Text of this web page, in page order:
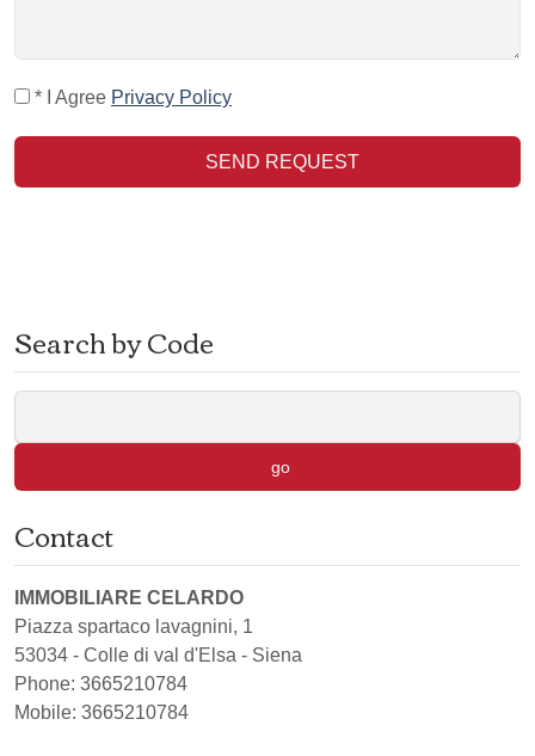
* I Agree Privacy Policy
SEND REQUEST
Search by Code
go
Contact
IMMOBILIARE CELARDO
Piazza spartaco lavagnini, 1
53034 - Colle di val d'Elsa - Siena
Phone: 3665210784
Mobile: 3665210784